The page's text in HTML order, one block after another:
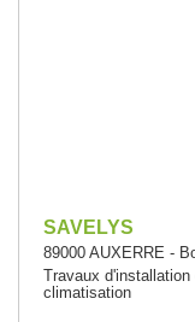
SAVELYS
89000 AUXERRE -
Travaux
climatisation